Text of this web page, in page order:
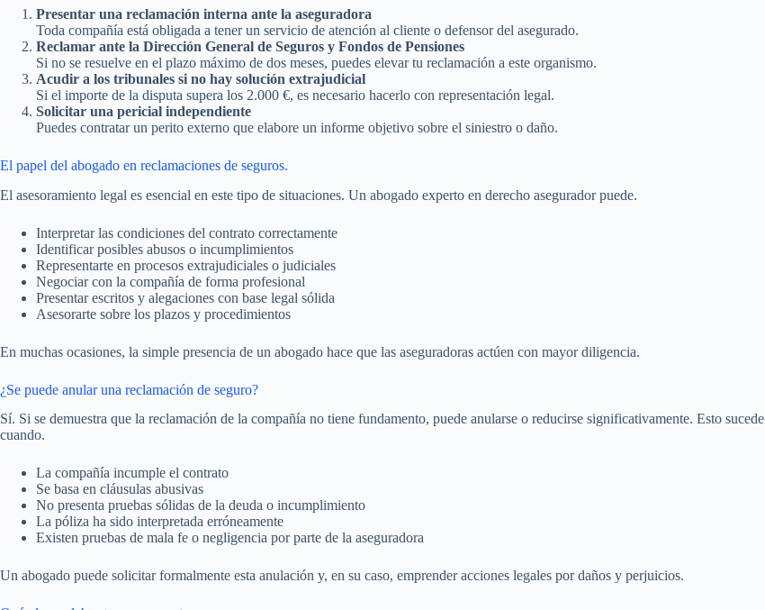
Presentar una reclamación interna ante la aseguradora
Toda compañía está obligada a tener un servicio de atención al cliente o defensor del asegurado.
Reclamar ante la Dirección General de Seguros y Fondos de Pensiones
Si no se resuelve en el plazo máximo de dos meses, puedes elevar tu reclamación a este organismo.
Acudir a los tribunales si no hay solución extrajudicial
Si el importe de la disputa supera los 2.000 €, es necesario hacerlo con representación legal.
Solicitar una pericial independiente
Puedes contratar un perito externo que elabore un informe objetivo sobre el siniestro o daño.
El papel del abogado en reclamaciones de seguros.
El asesoramiento legal es esencial en este tipo de situaciones. Un abogado experto en derecho asegurador puede.
Interpretar las condiciones del contrato correctamente
Identificar posibles abusos o incumplimientos
Representarte en procesos extrajudiciales o judiciales
Negociar con la compañía de forma profesional
Presentar escritos y alegaciones con base legal sólida
Asesorarte sobre los plazos y procedimientos
En muchas ocasiones, la simple presencia de un abogado hace que las aseguradoras actúen con mayor diligencia.
¿Se puede anular una reclamación de seguro?
Sí. Si se demuestra que la reclamación de la compañía no tiene fundamento, puede anularse o reducirse significativamente. Esto sucede
cuando.
La compañía incumple el contrato
Se basa en cláusulas abusivas
No presenta pruebas sólidas de la deuda o incumplimiento
La póliza ha sido interpretada erróneamente
Existen pruebas de mala fe o negligencia por parte de la aseguradora
Un abogado puede solicitar formalmente esta anulación y, en su caso, emprender acciones legales por daños y perjuicios.